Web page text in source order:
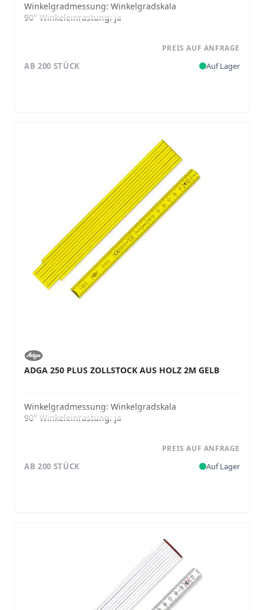
Winkelgradmessung: Winkelgradskala
90° Winkeleinrastung: ja
PREIS AUF ANFRAGE
AB 200 STÜCK Auf Lager
ADGA 250 PLUS ZOLLSTOCK AUS HOLZ 2M GELB
Winkelgradmessung: Winkelgradskala
90° Winkeleinrastung: ja
PREIS AUF ANFRAGE
AB 200 STÜCK Auf Lager